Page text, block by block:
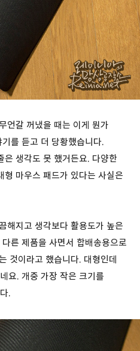
언갈 꺼냈을 때는 이게 뭔가
를 듣고 더 당황했습니다.
은 생각도 못 했거든요. 다양한
형 마우스 패드가 있다는 사실은
해지고 생각보다 활용도가 높은
른 제품을 사면서 합배송용으로
것이라고 했습니다. 대형인데
요. 개중 가장 작은 크기를
.